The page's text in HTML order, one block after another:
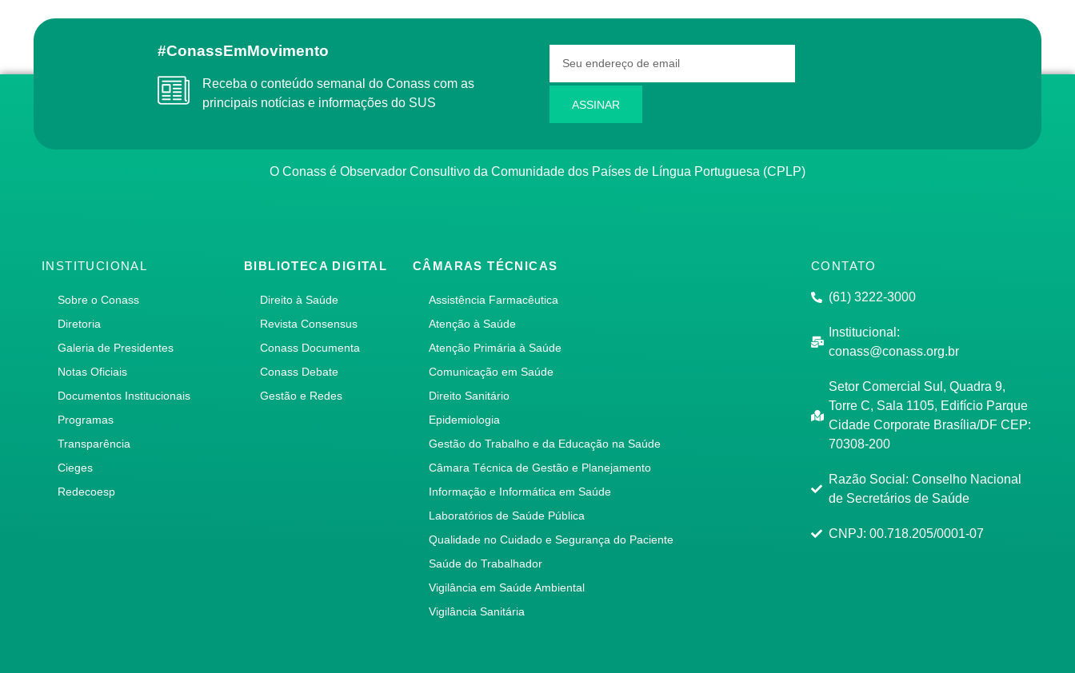
#ConassEmMovimento
Receba o conteúdo semanal do Conass com as
principais notícias e informações do SUS
ASSINAR
O Conass é Observador Consultivo da Comunidade dos Países de Língua Portuguesa (CPLP)
INSTITUCIONAL
Sobre o Conass
Diretoria
Galeria de Presidentes
Notas Oficiais
Documentos Institucionais
Programas
Transparência
Cieges
Redecoesp
BIBLIOTECA DIGITAL
Direito à Saúde
Revista Consensus
Conass Documenta
Conass Debate
Gestão e Redes
CÂMARAS TÉCNICAS
Assistência Farmacêutica
Atenção à Saúde
Atenção Primária à Saúde
Comunicação em Saúde
Direito Sanitário
Epidemiologia
Gestão do Trabalho e da Educação na Saúde
Câmara Técnica de Gestão e Planejamento
Informação e Informática em Saúde
Laboratórios de Saúde Pública
Qualidade no Cuidado e Segurança do Paciente
Saúde do Trabalhador
Vigilância em Saúde Ambiental
Vigilância Sanitária
CONTATO
(61) 3222-3000
Institucional:
conass@conass.org.br
Setor Comercial Sul, Quadra 9,
Torre C, Sala 1105, Edifício Parque
Cidade Corporate Brasília/DF CEP:
70308-200
Razão Social: Conselho Nacional
de Secretários de Saúde
CNPJ: 00.718.205/0001-07